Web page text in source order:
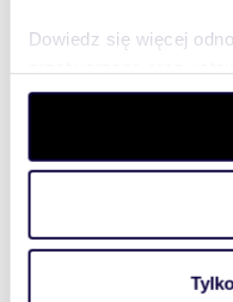
Dowiedz się więcej
szczegółów. W
wycofać swoją zgodę w
aby oferować funkcje
witrynie. Informacje o
analitycznym.